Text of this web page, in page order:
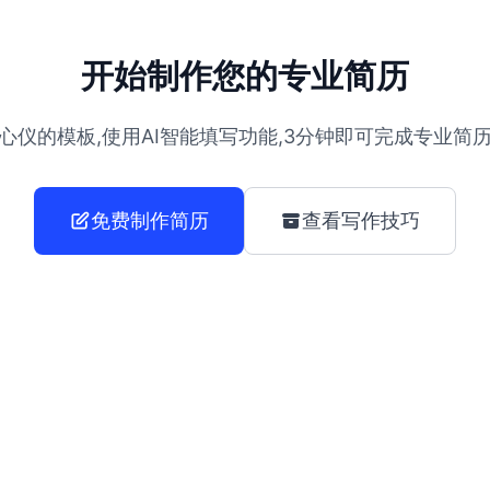
开始制作您的专业简历
仪的模板,使用AI智能填写功能,3分钟即可完成专业简
免费制作简历 查看写作技巧